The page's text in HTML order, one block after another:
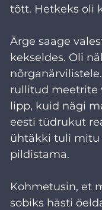
tõtt. Hetkeks oli
Ärge saage
kekseldes. Oli
rullitud meetrite
lipp, kuid nägi
eesti tüdrukut
ühtäkki tuli mitu
pildistama.
Kohmetusin, et
sobiks hästi